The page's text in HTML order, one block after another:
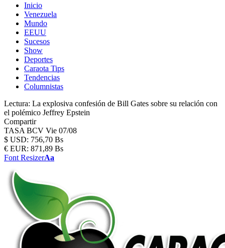
Inicio
Venezuela
Mundo
EEUU
Sucesos
Show
Deportes
Caraota Tips
Tendencias
Columnistas
Lectura: La explosiva confesión de Bill Gates sobre su relación con
el polémico Jeffrey Epstein
Compartir
TASA BCV Vie 07/08
$ USD: 756,70 Bs
€ EUR: 871,89 Bs
Font ResizerAa